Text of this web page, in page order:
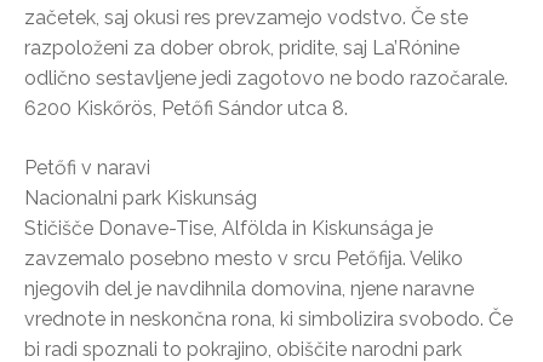
začetek, saj okusi res prevzamejo vodstvo. Če ste
razpoloženi za dober obrok, pridite, saj La’Rónine
odlično sestavljene jedi zagotovo ne bodo razočarale.
6200 Kiskőrös, Petőfi Sándor utca 8.
Petőfi v naravi
Nacionalni park Kiskunság
Stičišče Donave-Tise, Alfölda in Kiskunsága je
zavzemalo posebno mesto v srcu Petőfija. Veliko
njegovih del je navdihnila domovina, njene naravne
vrednote in neskončna rona, ki simbolizira svobodo. Če
bi radi spoznali to pokrajino, obiščite narodni park